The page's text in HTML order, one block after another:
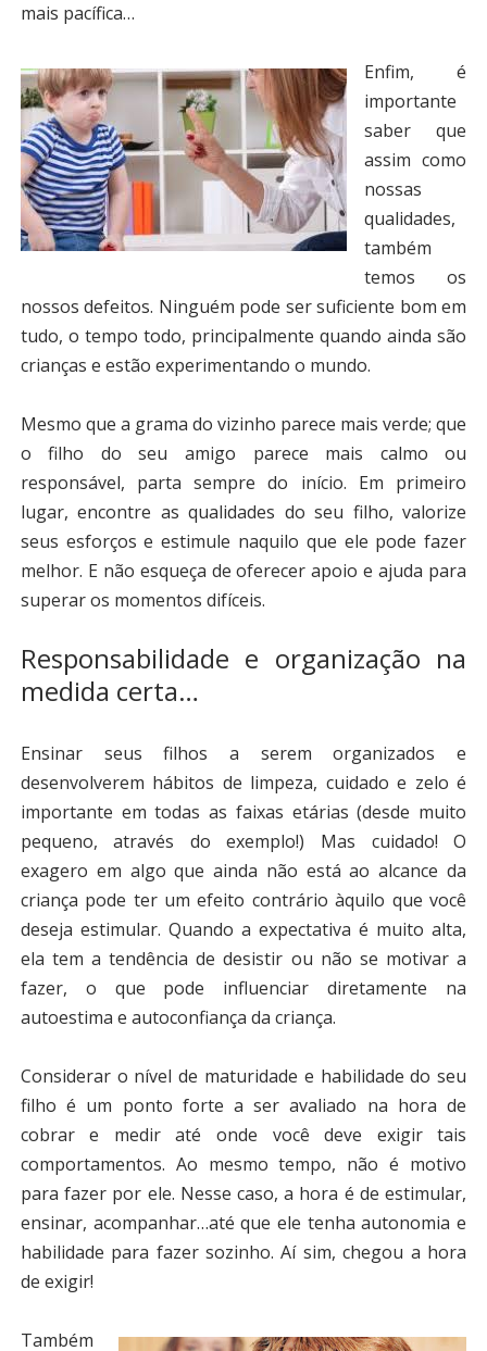
mais pacífica…
Enfim, é
importante
saber que
assim como
nossas
qualidades,
também
temos os
nossos defeitos. Ninguém pode ser suficiente bom em
tudo, o tempo todo, principalmente quando ainda são
crianças e estão experimentando o mundo.
Mesmo que a grama do vizinho parece mais verde; que
o filho do seu amigo parece mais calmo ou
responsável, parta sempre do início. Em primeiro
lugar, encontre as qualidades do seu filho, valorize
seus esforços e estimule naquilo que ele pode fazer
melhor. E não esqueça de oferecer apoio e ajuda para
superar os momentos difíceis.
Responsabilidade e organização na
medida certa…
Ensinar seus filhos a serem organizados e
desenvolverem hábitos de limpeza, cuidado e zelo é
importante em todas as faixas etárias (desde muito
pequeno, através do exemplo!) Mas cuidado! O
exagero em algo que ainda não está ao alcance da
criança pode ter um efeito contrário àquilo que você
deseja estimular. Quando a expectativa é muito alta,
ela tem a tendência de desistir ou não se motivar a
fazer, o que pode influenciar diretamente na
autoestima e autoconfiança da criança.
Considerar o nível de maturidade e habilidade do seu
filho é um ponto forte a ser avaliado na hora de
cobrar e medir até onde você deve exigir tais
comportamentos. Ao mesmo tempo, não é motivo
para fazer por ele. Nesse caso, a hora é de estimular,
ensinar, acompanhar…até que ele tenha autonomia e
habilidade para fazer sozinho. Aí sim, chegou a hora
de exigir!
Também